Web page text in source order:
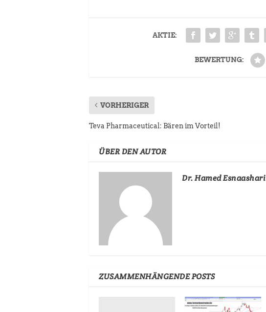
AKTIE:
BEWERTUNG:
VORHERIGER
Teva Pharmaceutical: Bären im Vorteil!
ÜBER DEN AUTOR
Dr. Hamed Esnaashari
ZUSAMMENHÄNGENDE POSTS